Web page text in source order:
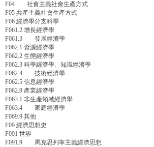
F04 社會主義社會生產方式
F05 共產主義社會生產方式
F06 經濟學分支科學
F061.2 增長經濟學
F061.3 發展經濟學
F062.1 資源經濟學
F062.2 生態經濟學
F062.3 科學經濟學、知識經濟學
F062.4 技術經濟學
F062.5 信息經濟學
F062.9 產業經濟學
F063.1 非生產領域經濟學
F063.4 家庭經濟學
F069.9 其他
F09 經濟思想史
F091 世界
F091.9 馬克思列寧主義經濟思想